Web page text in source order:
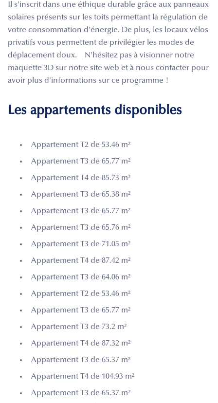
Il s'inscrit dans une éthique durable grâce aux panneaux
solaires présents sur les toits permettant la régulation de
votre consommation d'énergie. De plus, les locaux vélos
privatifs vous permettent de privilégier les modes de
déplacement doux. N'hésitez pas à visionner notre
maquette 3D sur notre site web et à nous contacter pour
avoir plus d'informations sur ce programme !
Les appartements disponibles
Appartement T2 de 53.46 m²
Appartement T3 de 65.77 m²
Appartement T4 de 85.73 m²
Appartement T3 de 65.38 m²
Appartement T3 de 65.77 m²
Appartement T3 de 65.76 m²
Appartement T3 de 71.05 m²
Appartement T4 de 87.42 m²
Appartement T3 de 64.06 m²
Appartement T2 de 53.46 m²
Appartement T3 de 65.77 m²
Appartement T3 de 73.2 m²
Appartement T4 de 87.32 m²
Appartement T3 de 65.37 m²
Appartement T4 de 104.93 m²
Appartement T3 de 65.37 m²